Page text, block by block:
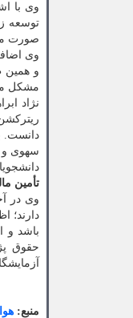
وی با
توسعه
صورت
وی
و همین
مشکل
نژاد
دانست.
سهوی و
تأمین
وی در
دارند؛
باشد و
حقوق
منبع: